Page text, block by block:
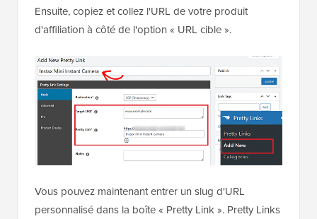
Ensuite, copiez et collez l'URL de votre produit
d'affiliation à côté de l'option « URL cible ».
Vous pouvez maintenant entrer un slug d'URL
personnalisé dans la boîte « Pretty Link ». Pretty Links